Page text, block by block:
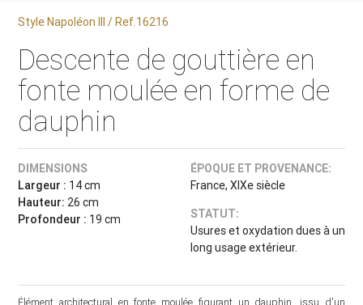
Style Napoléon III / Ref.16216
Descente de gouttière en
fonte moulée en forme de
dauphin
DIMENSIONS
Largeur : 14 cm
Hauteur: 26 cm
Profondeur : 19 cm
ÉPOQUE ET PROVENANCE:
France, XIXe siècle
STATUT:
Usures et oxydation dues à un
long usage extérieur.
Élément architectural en fonte moulée figurant un dauphin, issu d'un